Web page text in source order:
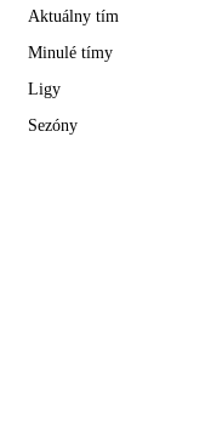
Aktuálny tím
Minulé tímy
Ligy
Sezóny